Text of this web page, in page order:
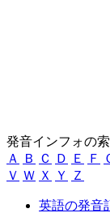
発音インフォの索
Ａ
Ｂ Ｃ Ｄ Ｅ Ｆ
Ｖ Ｗ Ｘ Ｙ Ｚ
英語の発音